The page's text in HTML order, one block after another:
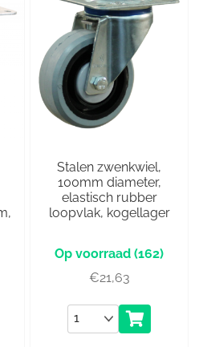
Stalen zwenkwiel,
100mm diameter,
elastisch rubber
loopvlak, kogellager
(162)
€21,63
Aantal